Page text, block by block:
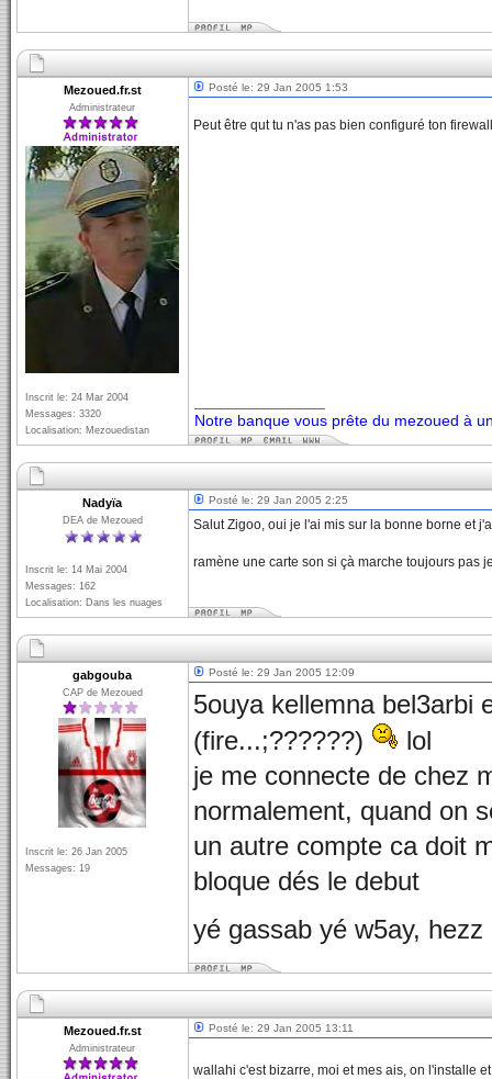
Mezoued.fr.st
Administrateur
Inscrit le: 24 Mar 2004
Messages: 3320
Localisation: Mezouedistan
Posté le: 29 Jan 2005 1:53
Peut être qut tu n'as pas bien configuré ton
Notre banque vous prête du mezoued à
Nadyïa
DEA de Mezoued
Inscrit le: 14 Mai 2004
Messages: 162
Localisation: Dans les nuages
Posté le: 29 Jan 2005 2:25
Salut Zigoo, oui je l'ai mis sur la bonne borne et
ramène une carte son si çà marche toujours pas
gabgouba
CAP de Mezoued
Inscrit le: 26 Jan 2005
Messages: 19
Posté le: 29 Jan 2005 12:09
5ouya kellemna bel3arbi
(fire...;??????)
lol
je me connecte de chez
normalement, quand on
un autre compte ca doit
bloque dés le debut
yé gassab yé w5ay,
Mezoued.fr.st
Administrateur
Posté le: 29 Jan 2005 13:11
wallahi c'est bizarre, moi et mes ais, on l'installe